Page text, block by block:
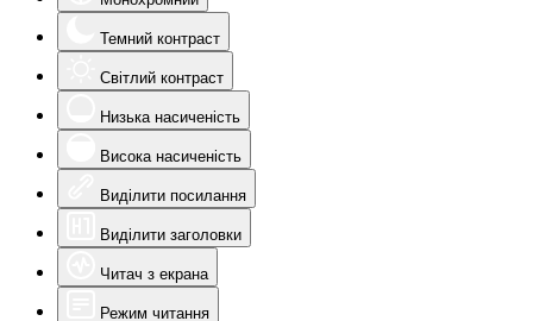
Темний контраст
Світлий контраст
Низька насиченість
Висока насиченість
Виділити посилання
Виділити заголовки
Читач з екрана
Режим читання